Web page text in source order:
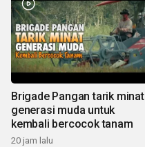
Brigade Pangan tarik minat
generasi muda untuk
kembali bercocok tanam
20 jam lalu